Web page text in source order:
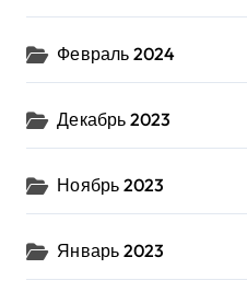
Февраль 2024
Декабрь 2023
Ноябрь 2023
Январь 2023